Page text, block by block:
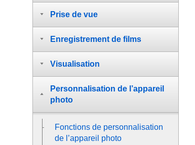
Prise de vue
Enregistrement de films
Visualisation
Personnalisation de l’appareil
photo
Fonctions de personnalisation
de l’appareil photo